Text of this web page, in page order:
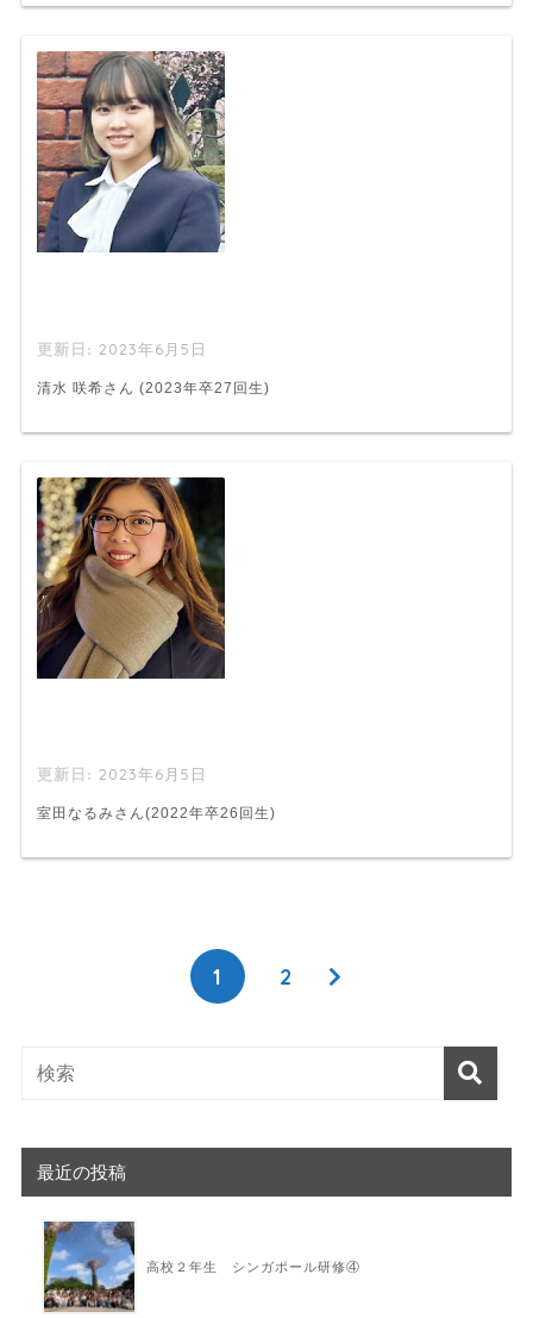
2023年6月5日
清水 咲希さん (2023年卒27回生)
2023年6月5日
室田なるみさん(2022年卒26回生)
1 2
最近の投稿
高校２年生 シンガポール研修④